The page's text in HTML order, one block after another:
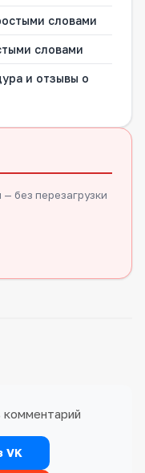
словами
словами
и отзывы о
без перезагрузки
VK